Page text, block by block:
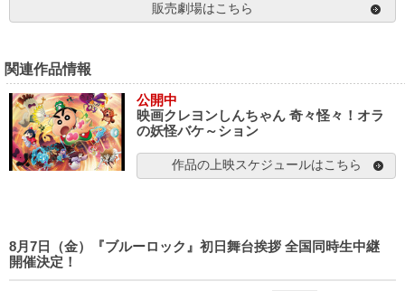
販売劇場はこちら
関連作品情報
公開中
映画クレヨンしんちゃん 奇々怪々！オラ
の妖怪バケ～ション
作品の上映スケジュールはこちら
8月7日（金）『ブルーロック』初日舞台挨拶 全国同時生中継
開催決定！